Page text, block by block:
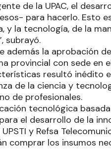
de la UPAC, el
para hacerlo. Esto
y la tecnología, de la
subrayó.
además la aprobación
provincial con sede en
resultó inédito
de la ciencia y
de profesionales.
tecnológica
el desarrollo de la
y Refsa
comprar los insumos